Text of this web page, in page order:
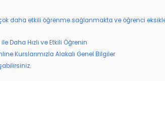
daha etkili öğrenme sağlanmakta ve öğrenci
ile Daha Hızlı ve Etkili Öğrenin
Kurslarımızla Alakalı Genel Bilgiler